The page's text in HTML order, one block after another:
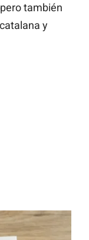
también
y